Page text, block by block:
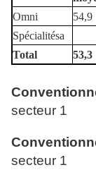
Omni
54,9
Spécialitésa
Total
53,3
secteur 1
secteur 1